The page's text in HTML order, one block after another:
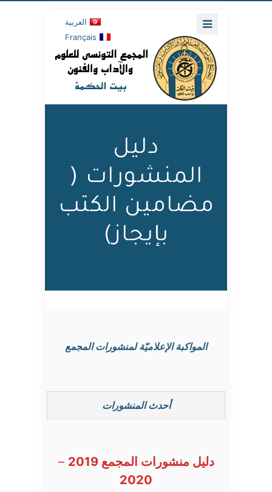
العربية
Français
دليل
المنشورات (
مضامين الكتب
بإيجاز)
المواكبة الإعلاميّة لمنشورات المجمع
أحدث المنشورات
دليل منشورات المجمع 2019
–
2020